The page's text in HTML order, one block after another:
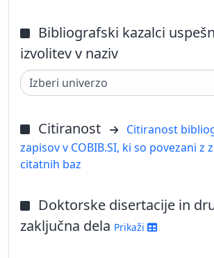
Bibliografski kazalci
izvolitev v naziv
Citiranost
Citiranost
zapisov v COBIB.SI, ki so povezani z
citatnih baz
Doktorske disertacije in
zaključna dela Prikaži